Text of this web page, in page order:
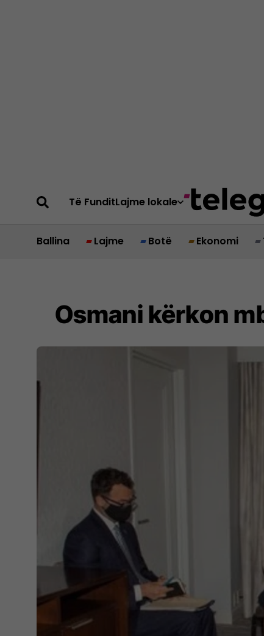
Të FunditLajme lokale
Ballina Lajme Botë Ekonomi
Osmani kërkon